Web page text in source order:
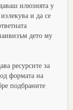
илюзията у
и да се
дето му
ресурсите за
формата на
подбраните